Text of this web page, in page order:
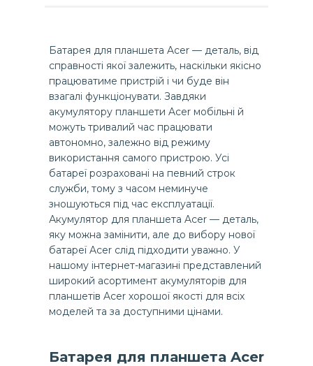
Батарея для планшета Acer — деталь, від
справності якої залежить, наскільки якісно
працюватиме пристрій і чи буде він
взагалі функціонувати. Завдяки
акумулятору планшети Acer мобільні й
можуть тривалий час працювати
автономно, залежно від режиму
використання самого пристрою. Усі
батареї розраховані на певний строк
служби, тому з часом неминуче
зношуються під час експлуатації.
Акумулятор для планшета Acer — деталь,
яку можна замінити, але до вибору нової
батареї Acer слід підходити уважно. У
нашому інтернет-магазині представлений
широкий асортимент акумуляторів для
планшетів Acer хорошої якості для всіх
моделей та за доступними цінами.
Батарея для планшета Acer